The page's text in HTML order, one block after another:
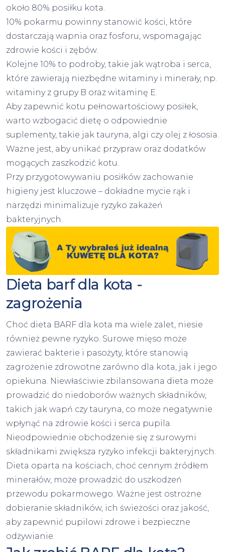
około 80% posiłku kota.
10% pokarmu powinny stanowić kości, które
dostarczają wapnia oraz fosforu, wspomagając
zdrowie kości i zębów.
Kolejne 10% to podroby, takie jak wątroba i serca,
które zawierają niezbędne witaminy i minerały, np.
witaminy z grupy B oraz witaminę E.
Aby zapewnić kotu pełnowartościowy posiłek,
warto wzbogacić dietę o odpowiednie
suplementy, takie jak tauryna, algi czy olej z łososia.
Ważne jest, aby unikać przypraw oraz dodatków
mogących zaszkodzić kotu.
Przy przygotowywaniu posiłków zachowanie
higieny jest kluczowe – dokładne mycie rąk i
narzędzi minimalizuje ryzyko zakażeń
bakteryjnych.
Dieta barf dla kota -
zagrożenia
Choć dieta BARF dla kota ma wiele zalet, niesie
również pewne ryzyko. Surowe mięso może
zawierać bakterie i pasożyty, które stanowią
zagrożenie zdrowotne zarówno dla kota, jak i jego
opiekuna. Niewłaściwie zbilansowana dieta może
prowadzić do niedoborów ważnych składników,
takich jak wapń czy tauryna, co może negatywnie
wpłynąć na zdrowie kości i serca pupila.
Nieodpowiednie obchodzenie się z surowymi
składnikami zwiększa ryzyko infekcji bakteryjnych.
Dieta oparta na kościach, choć cennym źródłem
minerałów, może prowadzić do uszkodzeń
przewodu pokarmowego. Ważne jest ostrożne
dobieranie składników, ich świeżości oraz jakość,
aby zapewnić pupilowi zdrowe i bezpieczne
odżywianie.